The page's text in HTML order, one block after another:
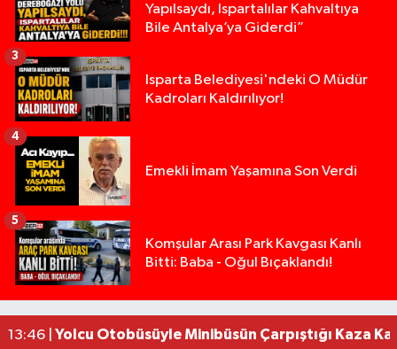
Yapılsaydı, Ispartalılar Kahvaltıya
Bile Antalya’ya Giderdi”
Isparta Belediyesi'ndeki O Müdür
Kadroları Kaldırılıyor!
3
Emekli İmam Yaşamına Son Verdi
4
Komşular Arası Park Kavgası Kanlı
Bitti: Baba - Oğul Bıçaklandı!
5
19:36 |Isparta’da Silah Operasyonu: 165 Tabanca Ele
17:18 |Anız Yangını Kazaya Neden Oldu: 13 Araç
17:08 |Alevlere Teslim Olan Gecekondu Kullanılamaz
13:46 | Yolcu Otobüsüyle Minibüsün Çarpıştığı Kaza